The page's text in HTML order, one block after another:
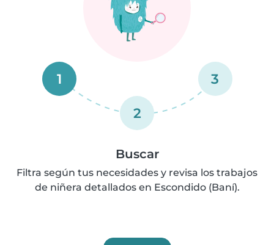
1
2
3
Buscar
Filtra según tus necesidades y revisa los trabajos
de niñera detallados en Escondido (Baní).